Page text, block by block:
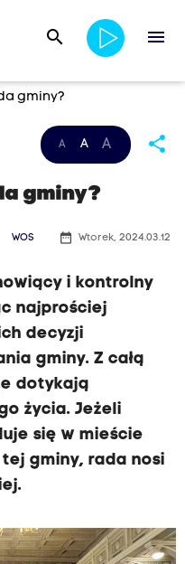
search menu
gminy?
A A A share
gminy?
WOS date_range Wtorek, 2024.03.12
i kontrolny
najprościej
decyzji
gminy. Z całą
dotykają
życia. Jeżeli
się w mieście
gminy, rada nosi